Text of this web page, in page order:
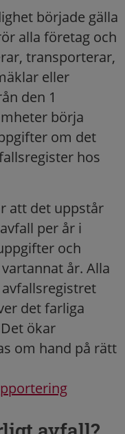
började gälla
alla företag och
transporterar,
eller
den 1
börja
om det
hos
att det uppstår
per år i
och
år. Alla
det farliga
ökar
om hand på rätt